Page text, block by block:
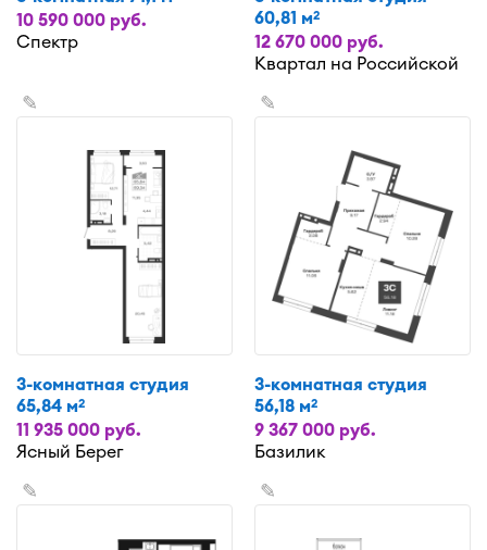
10 590 000 руб.
Спектр
60,81 м2
12 670 000 руб.
Квартал на Российской
✎
3-комнатная студия
65,84 м2
11 935 000 руб.
Ясный Берег
✎
3-комнатная студия
56,18 м2
9 367 000 руб.
Базилик
✎ ✎